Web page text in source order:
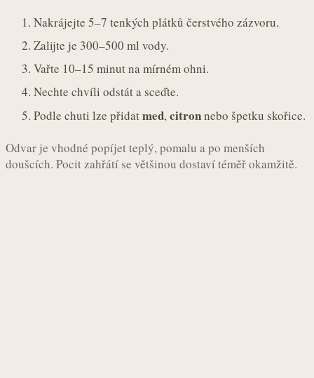
Nakrájejte 5–7 tenkých plátků čerstvého zázvoru.
Zalijte je 300–500 ml vody.
Vařte 10–15 minut na mírném ohni.
Nechte chvíli odstát a sceďte.
Podle chuti lze přidatmed,citronnebo špetku skořice.
Odvar je vhodné popíjet teplý, pomalu a po menších
doušcích. Pocit zahřátí se většinou dostaví téměř okamžitě.